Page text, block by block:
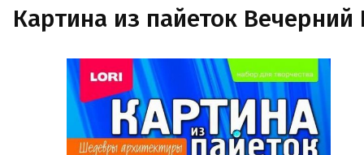
Картина из пайеток Вечерний